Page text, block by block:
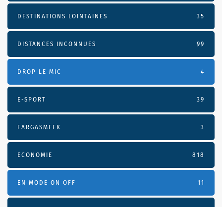
DESTINATIONS LOINTAINES 35
DISTANCES INCONNUES 99
DROP LE MIC 4
E-SPORT 39
EARGASMEEK 3
ECONOMIE 818
EN MODE ON OFF 11